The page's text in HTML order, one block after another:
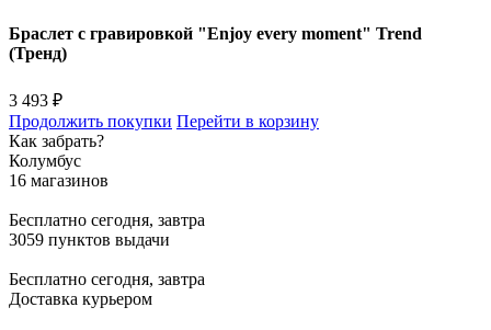
Браслет с гравировкой "Enjoy every moment" Trend
(Тренд)
3 493 ₽
Продолжить покупки Перейти в корзину
Как забрать?
Колумбус
16 магазинов
Бесплатно сегодня, завтра
3059 пунктов выдачи
Бесплатно сегодня, завтра
Доставка курьером